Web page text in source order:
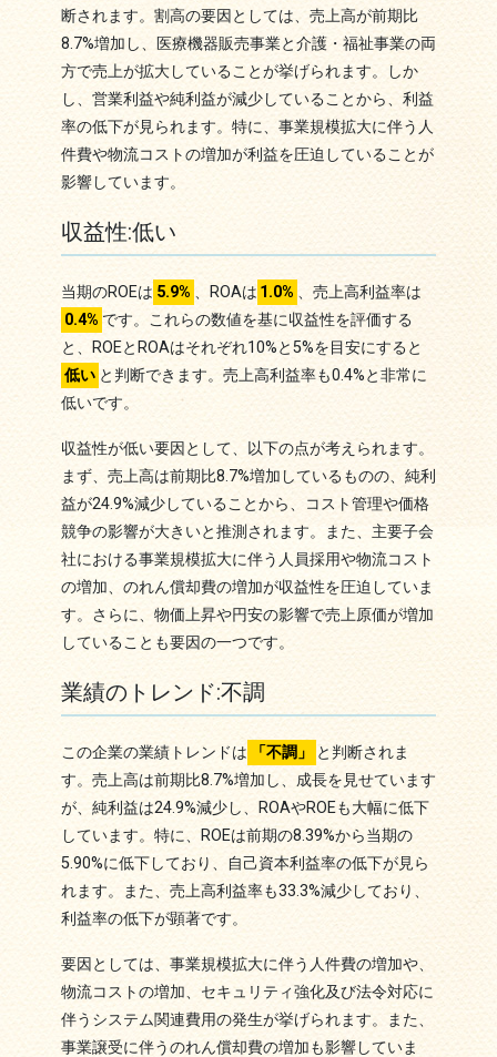
断されます。割高の要因としては、売上高が前期比
8.7%増加し、医療機器販売事業と介護・福祉事業の両
方で売上が拡大していることが挙げられます。しか
し、営業利益や純利益が減少していることから、利益
率の低下が見られます。特に、事業規模拡大に伴う人
件費や物流コストの増加が利益を圧迫していることが
影響しています。
収益性:低い
当期のROEは 5.9% 、ROAは 1.0% 、売上高利益率は
0.4% です。これらの数値を基に収益性を評価する
と、ROEとROAはそれぞれ10%と5%を目安にすると
低い と判断できます。売上高利益率も0.4%と非常に
低いです。
収益性が低い要因として、以下の点が考えられます。
まず、売上高は前期比8.7%増加しているものの、純利
益が24.9%減少していることから、コスト管理や価格
競争の影響が大きいと推測されます。また、主要子会
社における事業規模拡大に伴う人員採用や物流コスト
の増加、のれん償却費の増加が収益性を圧迫していま
す。さらに、物価上昇や円安の影響で売上原価が増加
していることも要因の一つです。
業績のトレンド:不調
この企業の業績トレンドは 「不調」
と判断されま
す。売上高は前期比8.7%増加し、成長を見せています
が、純利益は24.9%減少し、ROAやROEも大幅に低下
しています。特に、ROEは前期の8.39%から当期の
5.90%に低下しており、自己資本利益率の低下が見ら
れます。また、売上高利益率も33.3%減少しており、
利益率の低下が顕著です。
要因としては、事業規模拡大に伴う人件費の増加や、
物流コストの増加、セキュリティ強化及び法令対応に
伴うシステム関連費用の発生が挙げられます。また、
事業譲受に伴うのれん償却費の増加も影響していま